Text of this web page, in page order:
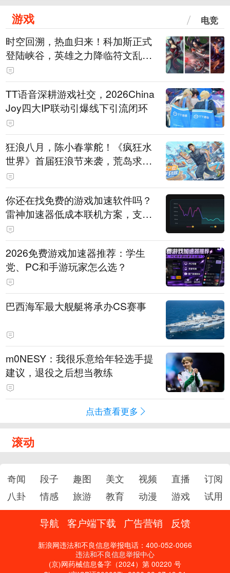
游戏 电竞
时空回溯，热血归来！科加斯正式
登陆峡谷，英雄之力降临符文乱
斗！
TT语音深耕游戏社交，2026China
Joy四大IP联动引爆线下引流闭环
狂浪八月，陈小春掌舵！《疯狂水
世界》首届狂浪节来袭，荒岛求生
直播即将开启
你还在找免费的游戏加速软件吗？
雷神加速器低成本联机方案，支持
免费试用
2026免费游戏加速器推荐：学生
党、PC和手游玩家怎么选？
巴西海军最大舰艇将承办CS赛事
m0NESY：我很乐意给年轻选手提
建议，退役之后想当教练
点击查看更多
滚动
奇闻 段子 趣图 美文 视频 直播
订阅
八卦
情感 旅游 教育 动漫 游戏 试用
导航 客户端下载 广告营销 反馈
新浪网违法和不良信息举报电话：400-052-0066
违法和不良信息举报中心
(京)网药械信息备字（2024）第 00220 号